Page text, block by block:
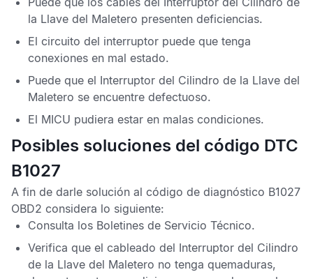
la Llave del Maletero presenten deficiencias.
El circuito del interruptor puede que tenga
conexiones en mal estado.
Puede que el Interruptor del Cilindro de la Llave del
Maletero se encuentre defectuoso.
El MICU pudiera estar en malas condiciones.
Posibles soluciones del código DTC
B1027
A fin de darle solución al código de diagnóstico B1027
OBD2 considera lo siguiente:
Consulta los Boletines de Servicio Técnico.
Verifica que el cableado del Interruptor del Cilindro
de la Llave del Maletero no tenga quemaduras,